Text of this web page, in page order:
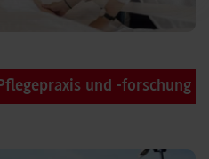
und -forschung